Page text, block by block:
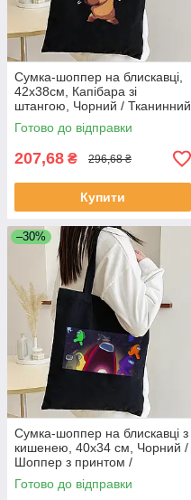
Сумка-шоппер на блискавці,
42х38см, Капібара зі
штангою, Чорний / Тканинний
шопер з принтом / Сумка для
покупок
Готово до відправки
207,68 ₴ 296,68 ₴
Купити
–30%
Сумка-шоппер на блискавці з
кишенею, 40х34 см, Чорний /
Шоппер з принтом /
Тканинна сумка / Сумка
шоппер
Готово до відправки